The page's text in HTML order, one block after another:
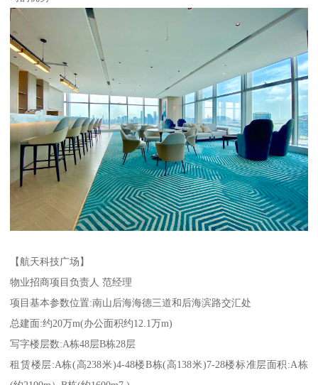
【航天科技广场】
物业招商项目负责人 范经理
项目基本参数位置:南山后海海德三道和后海滨路交汇处
总建面:约20万m(办公面积约12.1万m)
写字楼层数:A栋48层B栋28层
租赁楼层:A栋(高238米)4-48楼B栋(高138米)7-28楼标准层面积:A栋